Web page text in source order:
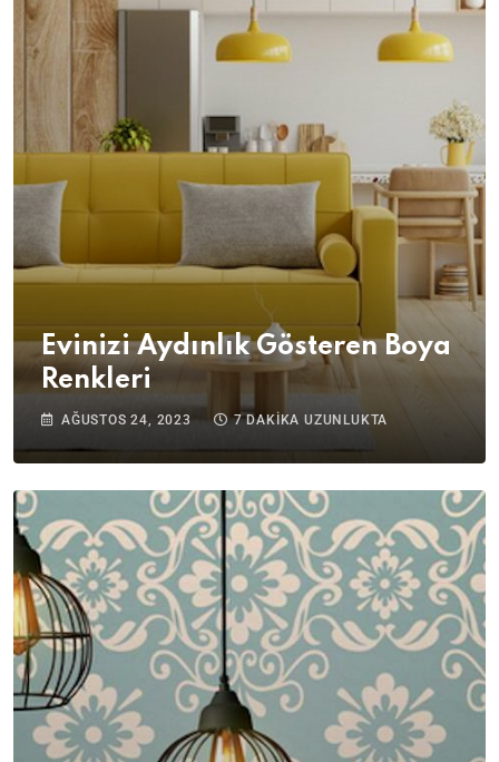
Evinizi Aydınlık Gösteren Boya
Renkleri
AĞUSTOS 24, 2023 7 DAKIKA UZUNLUKTA